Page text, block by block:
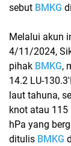
sebut BMKG
Melalui akun
4/11/2024,
pihak BMKG,
14.2 LU-
laut tahuna,
knot atau
hPa yang
ditulis BMKG